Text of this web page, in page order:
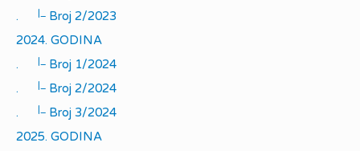
.
|_
Broj 2/2023
2024. GODINA
.
|_
Broj 1/2024
.
|_
Broj 2/2024
.
|_
Broj 3/2024
2025. GODINA